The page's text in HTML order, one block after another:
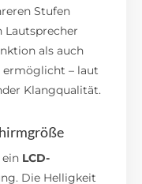
Stufen
Lautsprecher
als auch
ermöglicht – laut
Klangqualität.
LCD-
Die Helligkeit